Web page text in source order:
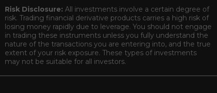
Risk Disclosure: All investments involve a certain degree of
risk. Trading financial derivative products carries a high risk of
losing money rapidly due to leverage. You should not engage
in trading these instruments unless you fully understand the
nature of the transactions you are entering into, and the true
extent of your risk exposure. These types of investments
may not be suitable for all investors.